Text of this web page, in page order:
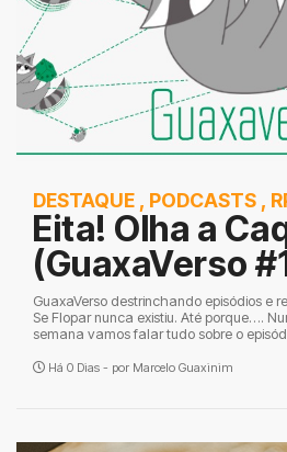
DESTAQUE , PODCASTS ,
Eita! Olha a
(GuaxaVerso
GuaxaVerso destrinchando episódios e
Se Flopar nunca existiu. Até porque….
semana vamos falar tudo sobre o
Há 0 Dias - por Marcelo Guaxinim